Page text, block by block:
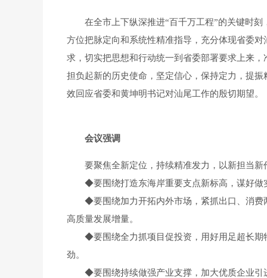
在全市上下纵深推进“百千万工程”的关键时刻
方位把脉定向和系统性精准指导，充分体现省委
求，切实把思想和行动统一到省委部署要求上来
担负起新的历史使命，坚定信心，保持定力，提
效回应省委和黄坤明书记对汕尾工作的殷切期望。
会议强调
要聚焦全新定位，持续精准发力，以新担当新
◆要围绕打造东海岸重要支点新标高，谋好
◆要围绕加力开拓内外市场，紧抓出口、消
高质量发展增量。
◆要围绕全力抓项目促投资，用好用足超长
劲。
◆要围绕持续做强产业支撑，加大优质企业